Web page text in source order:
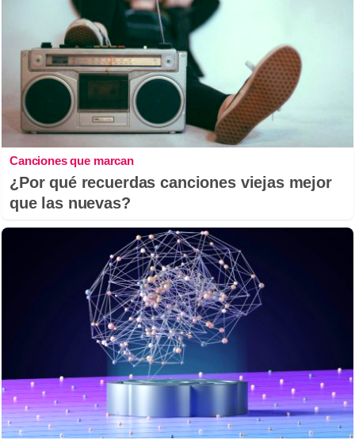
Canciones que marcan
¿Por qué recuerdas canciones viejas mejor
que las nuevas?